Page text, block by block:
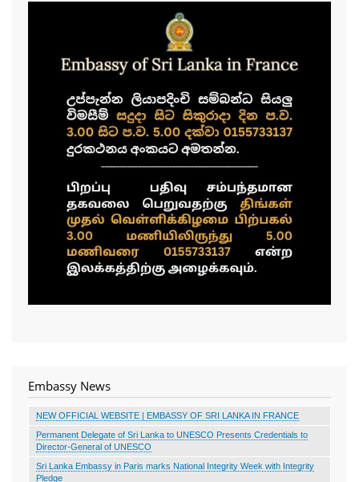
Embassy News
NEW OFFICIAL WEBSITE | EMBASSY OF SRI LANKA IN FRANCE
Permanent Delegate of Sri Lanka to UNESCO Presents Credentials to
Director-General of UNESCO
Sri Lanka Embassy in Paris marks National Integrity Week with Integrity
Pledge